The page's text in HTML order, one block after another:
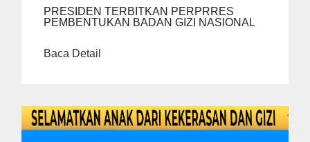
PRESIDEN TERBITKAN PERPRRES
PEMBENTUKAN BADAN GIZI NASIONAL
Baca Detail